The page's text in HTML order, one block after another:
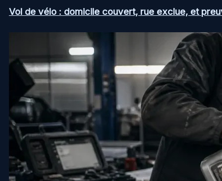
Vol de vélo : domicile couvert, rue exclue, et